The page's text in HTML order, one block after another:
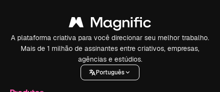
A plataforma criativa para você direcionar seu melhor trabalho.
Mais de 1 milhão de assinantes entre criativos, empresas,
agências e estúdios.
Português